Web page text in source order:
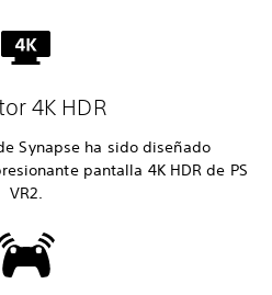
4K HDR
Synapse ha sido diseñado
pantalla 4K HDR de PS
VR2.